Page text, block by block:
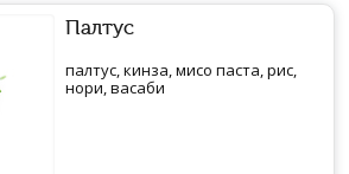
Палтус
палтус, кинза, мисо паста, рис,
нори, васаби